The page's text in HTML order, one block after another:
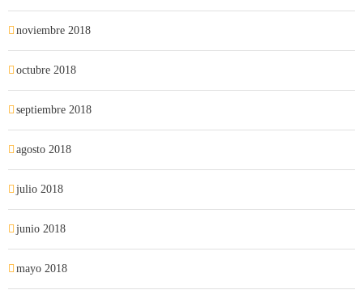
noviembre 2018
octubre 2018
septiembre 2018
agosto 2018
julio 2018
junio 2018
mayo 2018